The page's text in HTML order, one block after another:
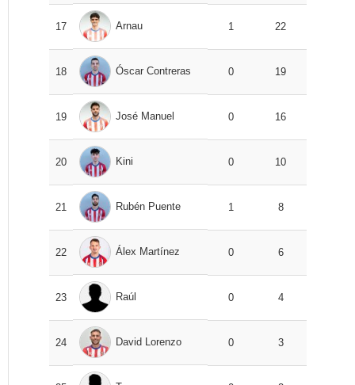
17 Arnau 1 22
18 Óscar Contreras 0 19
19 José Manuel 0 16
20 Kini 0 10
21 Rubén Puente 1 8
22 Álex Martínez 0 6
23 Raúl 0 4
24 David Lorenzo 0 3